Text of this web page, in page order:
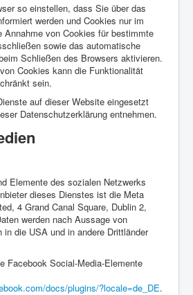
so einstellen, dass Sie über das
werden und Cookies nur im
Annahme von Cookies für bestimmte
sowie das automatische
Schließen des Browsers aktivieren.
Cookies kann die Funktionalität
sein.
auf dieser Website eingesetzt
Datenschutzerklärung entnehmen.
Elemente des sozialen Netzwerks
dieses Dienstes ist die Meta
4 Grand Canal Square, Dublin 2,
werden nach Aussage von
in die USA und in andere Drittländer
Facebook Social-Media-Elemente
docs/plugins/?locale=de_DE.